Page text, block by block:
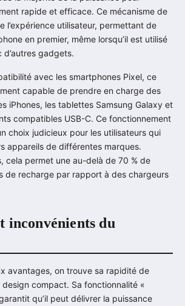
rapide et efficace. Ce mécanisme de
l’expérience utilisateur, permettant de
en premier, même lorsqu’il est utilisé
d’autres gadgets.
avec les smartphones Pixel, ce
capable de prendre en charge des
iPhones, les tablettes Samsung Galaxy et
compatibles USB-C. Ce fonctionnement
choix judicieux pour les utilisateurs qui
appareils de différentes marques.
cela permet une au-delà de 70 % de
de recharge par rapport à des chargeurs
inconvénients du
avantages, on trouve sa rapidité de
compact. Sa fonctionnalité «
qu’il peut délivrer la puissance